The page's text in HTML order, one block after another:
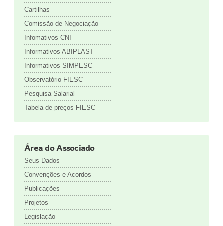
Cartilhas
Comissão de Negociação
Infomativos CNI
Informativos ABIPLAST
Informativos SIMPESC
Observatório FIESC
Pesquisa Salarial
Tabela de preços FIESC
Área do Associado
Seus Dados
Convenções e Acordos
Publicações
Projetos
Legislação